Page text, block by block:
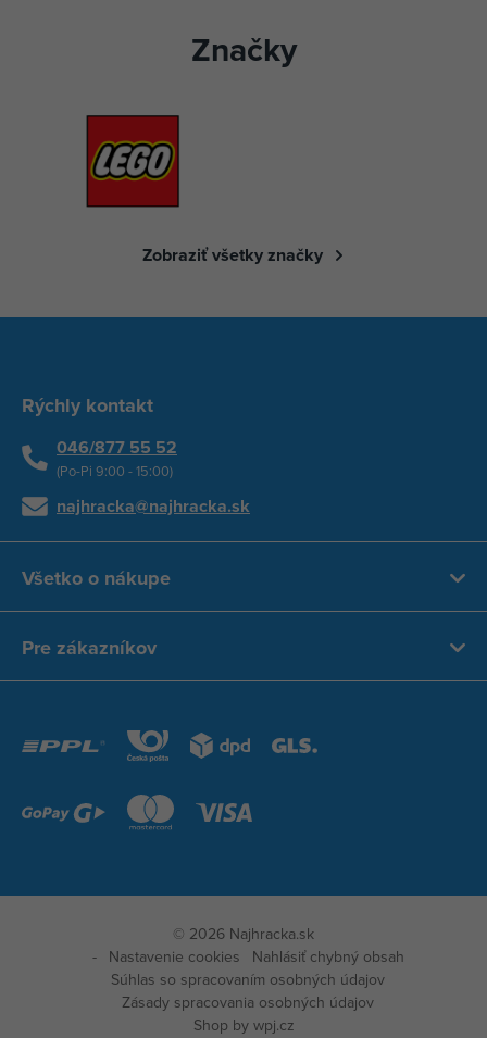
Značky
Zobraziť všetky značky
Rýchly kontakt
046/877 55 52
(Po-Pi 9:00 - 15:00)
najhracka@najhracka.sk
Všetko o nákupe
Pre zákazníkov
© 2026 Najhracka.sk
Nastavenie cookies
Nahlásiť chybný obsah
Súhlas so spracovaním osobných údajov
Zásady spracovania osobných údajov
Shop by wpj.cz